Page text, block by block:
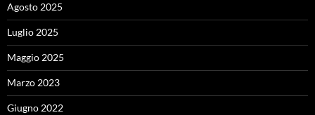
Agosto 2025
Luglio 2025
Maggio 2025
Marzo 2023
Giugno 2022